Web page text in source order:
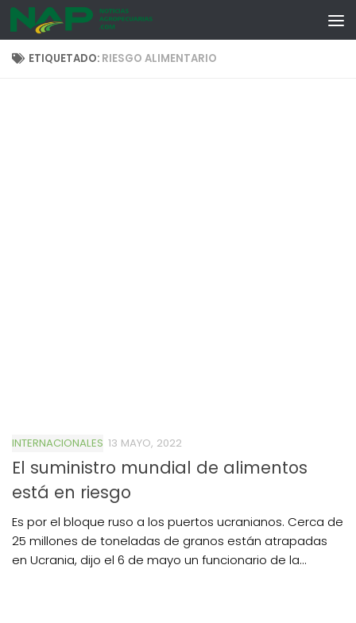
Skip to content
ETIQUETADO: RIESGO ALIMENTARIO
INTERNACIONALES 13 MAYO, 2022
El suministro mundial de alimentos
está en riesgo
Es por el bloque ruso a los puertos ucranianos. Cerca de
25 millones de toneladas de granos están atrapadas
en Ucrania, dijo el 6 de mayo un funcionario de la...